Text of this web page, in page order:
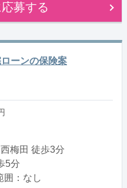
募する
ーンの保険案
梅田 徒歩3分
5分
囲：なし